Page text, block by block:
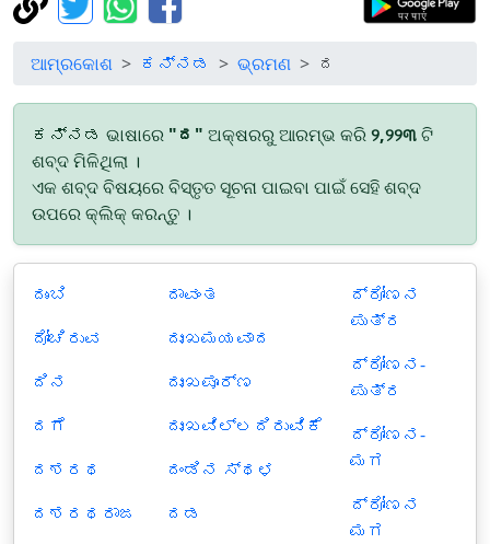
ଆମ୍ରକୋଶ ಕನ್ನಡ ଭ୍ରମଣ ದ
ಕನ್ನಡ ଭାଷାରେ "ದ" ଅକ୍ଷରରୁ ଆରମ୍ଭ କରି୨,୨୨୩ଟି
ଶବ୍ଦ ମିଳିଥିଲା ।
ଏକ ଶବ୍ଦ ବିଷୟରେ ବିସ୍ତୃତ ସୂଚନା ପାଇବା ପାଇଁ ସେହି ଶବ୍ଦ
ଉପରେ କ୍ଲିକ୍ କରନ୍ତୁ ।
ದುಂಬಿ
ದೋಚಿರುವ
ದಿನ
ದಗೆ
ದಶರಥ
ದಶರಥರಾಜ
ದಾವಂತ
ದುಃಖಮಯವಾದ
ದುಃಖಪೂರ್ಣ
ದುಃಖವಿಲ್ಲದಿರುವಿಕೆ
ದಂಡಿನ ಸ್ಥಳ
ದಡ
ದ್ರೋಣನ
ಪುತ್ರ
ದ್ರೋಣನ-
ಪುತ್ರ
ದ್ರೋಣನ-
ಮಗ
ದ್ರೋಣನ
ಮಗ